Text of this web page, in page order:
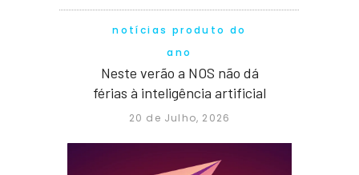
notícias produto do
ano
Neste verão a NOS não dá
férias à inteligência artificial
20 de Julho, 2026